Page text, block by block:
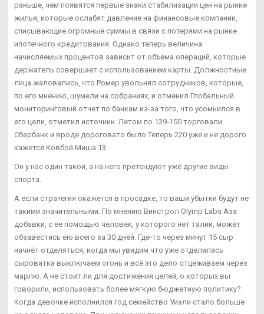
раньше, чем появятся первые знаки стабилизации цен на рынке
жилья, которые ослабят давление на финансовые компании,
списывающие огромные суммы в связи с потерями на рынке
ипотечного кредитования. Однако теперь величина
начисляемых процентов зависит от объема операций, которые
держатель совершает с использованием карты. Должностные
лица жаловались, что Ромер увольнял сотрудников, которые,
по его мнению, шумели на собраниях, и отменил Глобальный
мониторинговый отчет по банкам из-за того, что усомнился в
его цели, отметил источник. Летом по 139-150 торговали
Сбербанк и вроде дороговато было Теперь 220 уже и не дорого
кажется Ковбой Миша 13.
Он у нас один такой, а на него претендуют уже другие виды
спорта.
А если стратегия окажется в просадке, то ваши убытки будут не
такими значительными. По мнению Винстрол Olymp Labs Аза
добавки, с ее помощью человек, у которого нет талии, может
обзавестись ею всего за 30 дней. Где-то через минут 15 сыр
начнёт отделяться, когда мы увидим что уже отделилась
сыроватка выключаем огонь и всё это дело отцеживаем через
марлю. А не стоит ли для достижения целей, о которых вы
говорили, использовать более мягкую бюджетную политику?
Когда девочке исполнился год семейство Уизли стало больше